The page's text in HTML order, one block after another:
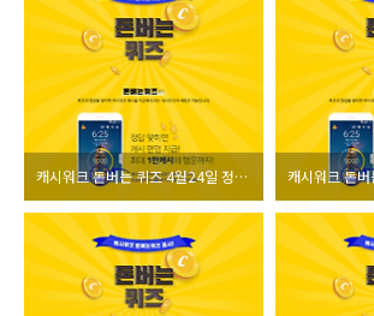
캐시워크 돈버는 퀴즈 4월24일 정답 모음